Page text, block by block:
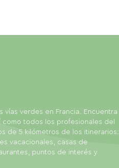
verdes en Francia. Encuentra
como todos los profesionales del
de 5 kilómetros de los itinerarios:
vacacionales, casas de
puntos de interés y